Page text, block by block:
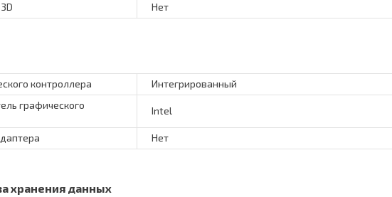
Нет
контроллера
Интегрированный
графического
Intel
Нет
хранения данных